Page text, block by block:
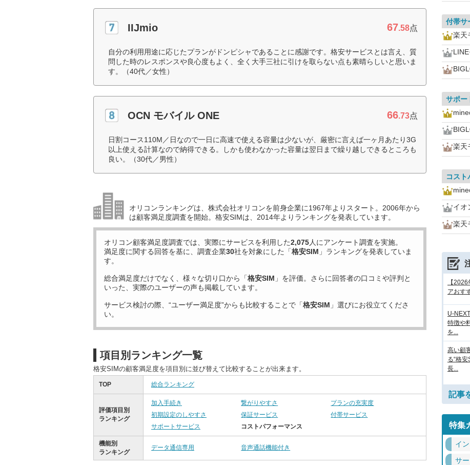
IIJmio 67.58点
自分の利用用途に応じたプランがドンピシャであることに感謝です。格安サービスとは言え、質
問した時のレスポンスや良心度もよく、全く大手三社に引けを取らない点も素晴らしいと思いま
す。（40代／女性）
OCN モバイル ONE 66.73点
日割コース110M／日なので一日に高速で使える容量は少ないが、厳密に言えば一ヶ月あたり3G
以上使える計算なので納得できる。しかも使わなかった容量は翌日まで繰り越しできるところも
良い。（30代／男性）
オリコンランキングは、株式会社オリコンを前身企業に1967年よりスタート。2006年から
は顧客満足度調査を開始。格安SIMは、2014年よりランキングを発表しています。
オリコン顧客満足度調査では、実際にサービスを利用した2,075人にアンケート調査を実施。
満足度に関する回答を基に、調査企業30社を対象にした「格安SIM 」ランキングを発表していま
す。
総合満足度だけでなく、様々な切り口から「格安SIM 」を評価。さらに回答者の口コミや評判と
いった、実際のユーザーの声も掲載しています。
サービス検討の際、“ユーザー満足度”からも比較することで「格安SIM 」選びにお役立てくださ
い。
項目別ランキング一覧
格安SIMの顧客満足度を項目別に並び替えて比較することが出来ます。
TOP 総合ランキング
評価項目別
ランキング
加入手続き 繋がりやすさ
プランの充実度
初期設定のしやすさ
保証サービス
付帯サービス
サポートサービス
コストパフォーマンス
機能別
ランキング
データ通信専用 音声通話機能付き
付帯サ
楽天
サポー
楽天
コスト
イオ
楽天
【
アおす
U-
特徴や
を...
高い顧
る“格
長...
記事
特集
イ
サ